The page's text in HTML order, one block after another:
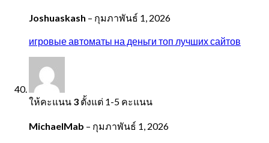
Joshuaskash – กุมภาพันธ์ 1, 2026
игровые автоматы на деньги топ лучших сайтов
ให้คะแนน 3 ตั้งแต่ 1-5 คะแนน
MichaelMab – กุมภาพันธ์ 1, 2026